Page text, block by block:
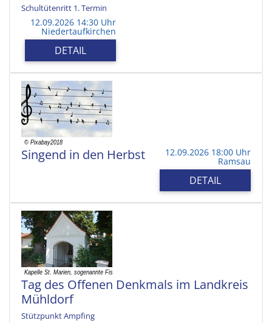
Schultütenritt 1. Termin
12.09.2026 14:30 Uhr
Niedertaufkirchen
DETAIL
Singend in den Herbst 12.09.2026 18:00 Uhr
Ramsau
DETAIL
Tag des Offenen Denkmals im Landkreis
Mühldorf
Stützpunkt Ampfing